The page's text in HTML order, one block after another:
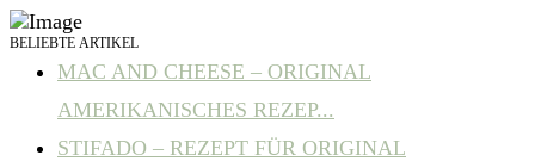
BELIEBTE ARTIKEL
MAC AND CHEESE – ORIGINAL
AMERIKANISCHES REZEP...
STIFADO – REZEPT FÜR ORIGINAL